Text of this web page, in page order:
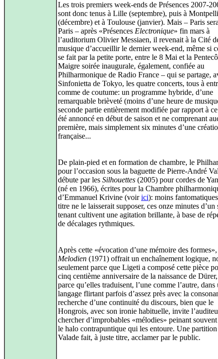
Les trois premiers week-ends de Présences 2007-
sont donc tenus à Lille (septembre), puis à
(décembre) et à Toulouse (janvier). Mais – Paris
Paris – après «Présences Electronique» fin mars à
l’auditorium Olivier Messiaen, il revenait à la Cité
musique d’accueillir le dernier week-end, même si
se fait par la petite porte, entre le 8 Mai et la
Maigre soirée inaugurale, également, confiée au
Philharmonique de Radio France – qui se partage,
Sinfonietta de Tokyo, les quatre concerts, tous à
comme de coutume: un programme hybride, d’une
remarquable brièveté (moins d’une heure de
seconde partie entièrement modifiée par rapport à
été annoncé en début de saison et ne comprenant
première, mais simplement six minutes d’une
française...
De plain-pied et en formation de chambre, le
pour l’occasion sous la baguette de Pierre-André
débute par les Silhouettes (2005) pour cordes de
(né en 1966), écrites pour la Chambre
d’Emmanuel Krivine (voirici): moins
titre ne le laisserait supposer, ces onze minutes d’un
tenant cultivent une agitation brillante, à base de
de décalages rythmiques.
Après cette «évocation d’une mémoire des formes»,
Melodien (1971) offrait un enchaînement logique,
seulement parce que Ligeti a composé cette pièce
cinq centième anniversaire de la naissance de
parce qu’elles traduisent, l’une comme l’autre, dans
langage flirtant parfois d’assez près avec la
recherche d’une continuité du discours, bien que le
Hongrois, avec son ironie habituelle, invite
chercher d’improbables «mélodies» peinant
le halo contrapuntique qui les entoure. Une
Valade fait, à juste titre, acclamer par le public.